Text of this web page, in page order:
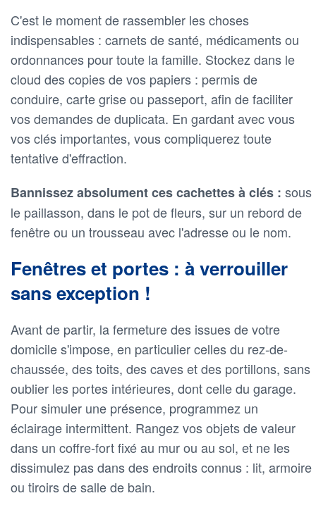
C'est le moment de rassembler les choses
indispensables : carnets de santé, médicaments ou
ordonnances pour toute la famille. Stockez dans le
cloud des copies de vos papiers : permis de
conduire, carte grise ou passeport, afin de faciliter
vos demandes de duplicata. En gardant avec vous
vos clés importantes, vous compliquerez toute
tentative d'effraction.
Bannissez absolument ces cachettes à clés : sous
le paillasson, dans le pot de fleurs, sur un rebord de
fenêtre ou un trousseau avec l'adresse ou le nom.
Fenêtres et portes : à verrouiller
sans exception !
Avant de partir, la fermeture des issues de votre
domicile s'impose, en particulier celles du rez-de-
chaussée, des toits, des caves et des portillons, sans
oublier les portes intérieures, dont celle du garage.
Pour simuler une présence, programmez un
éclairage intermittent. Rangez vos objets de valeur
dans un coffre-fort fixé au mur ou au sol, et ne les
dissimulez pas dans des endroits connus : lit, armoire
ou tiroirs de salle de bain.